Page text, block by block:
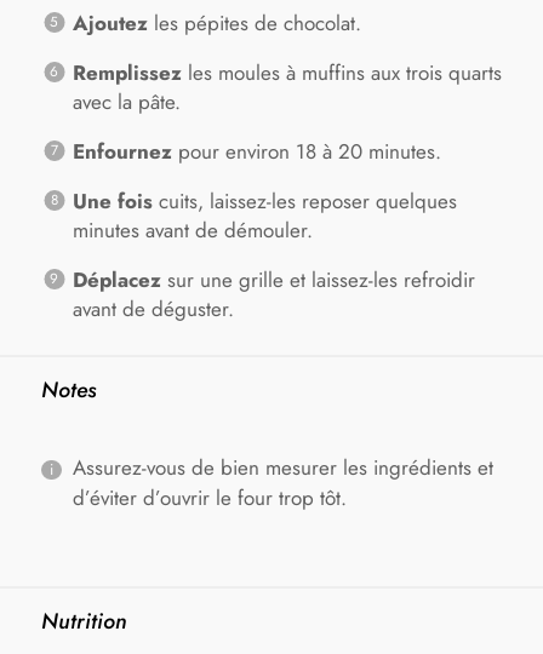
Ajoutezles pépites de chocolat.
Remplissezles moules à muffins aux trois quarts
avec la pâte.
Enfournezpour environ 18 à 20 minutes.
Une foiscuits, laissez-les reposer quelques
minutes avant de démouler.
Déplacezsur une grille et laissez-les refroidir
avant de déguster.
Notes
Assurez-vous de bien mesurer les ingrédients et
d’éviter d’ouvrir le four trop tôt.
Nutrition